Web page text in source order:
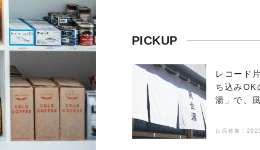
PICKUP
レコード
ち込みOK
湯」で、
お店特集｜